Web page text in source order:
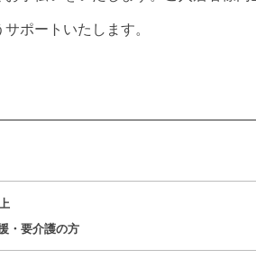
ポートいたします。
・要介護の方